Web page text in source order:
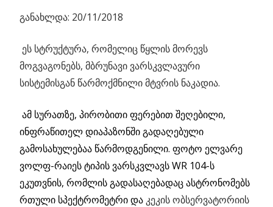
განახლდა: 20/11/2018
ეს სტრუქტურა, რომელიც წყლის მორევს
მოგვაგონებს, მბრუნავი ვარსკვლავური
სისტემისგან წარმოქმნილი მტვრის ნაკადია.
ამ სურათზე, პირობითი ფერებით შეღებილი,
ინფრაწითელ დიაპაზონში გადაღებული
გამოსახულებაა წარმოდგენილი. ფოტო ელვარე
ვოლფ-რაიეს ტიპის ვარსკვლავს WR 104-ს
ეკუთვნის, რომლის გადასაღებადაც ასტრონომებს
რთული სპექტრომეტრი და კეკის ობსერვატორიის